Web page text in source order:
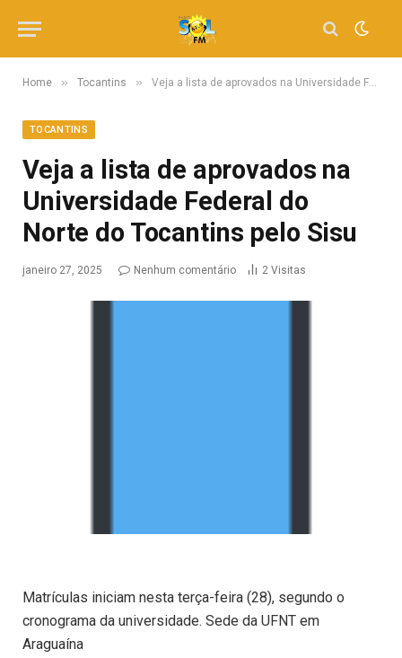
Home » Tocantins » Veja a lista de aprovados na Universidade Federal do Norte do Tocantins pelo Sisu
TOCANTINS
Veja a lista de aprovados na
Universidade Federal do
Norte do Tocantins pelo Sisu
janeiro 27, 2025 Nenhum comentário 2 Visitas
Matrículas iniciam nesta terça-feira (28), segundo o
cronograma da universidade. Sede da UFNT em
Araguaína